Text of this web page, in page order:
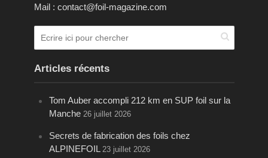
Mail : contact@foil-magazine.com
Articles récents
Tom Auber accompli 212 km en SUP foil sur la
Manche 26 juillet 2026
Secrets de fabrication des foils chez
ALPINEFOIL 23 juillet 2026